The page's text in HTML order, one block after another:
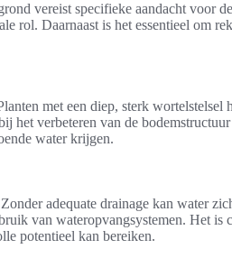
vereist specifieke aandacht voor
rol. Daarnaast is het essentieel om
met een diep, sterk wortelstelsel
het verbeteren van de
water krijgen.
adequate drainage kan water
van wateropvangsystemen. Het is
potentieel kan bereiken.